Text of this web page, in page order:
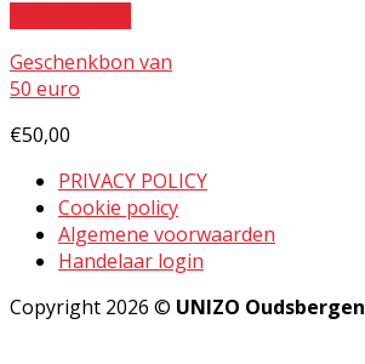
Geschenkbon van
50 euro
€50,00
PRIVACY POLICY
Cookie policy
Algemene voorwaarden
Handelaar login
Copyright 2026 © UNIZO Oudsbergen